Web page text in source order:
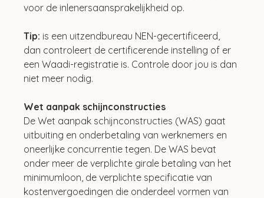
voor de inlenersaansprakelijkheid op.
Tip: is een uitzendbureau NEN-gecertificeerd,
dan controleert de certificerende instelling of er
een Waadi-registratie is. Controle door jou is dan
niet meer nodig.
Wet aanpak schijnconstructies
De Wet aanpak schijnconstructies (WAS) gaat
uitbuiting en onderbetaling van werknemers en
oneerlijke concurrentie tegen. De WAS bevat
onder meer de verplichte girale betaling van het
minimumloon, de verplichte specificatie van
kostenvergoedingen die onderdeel vormen van